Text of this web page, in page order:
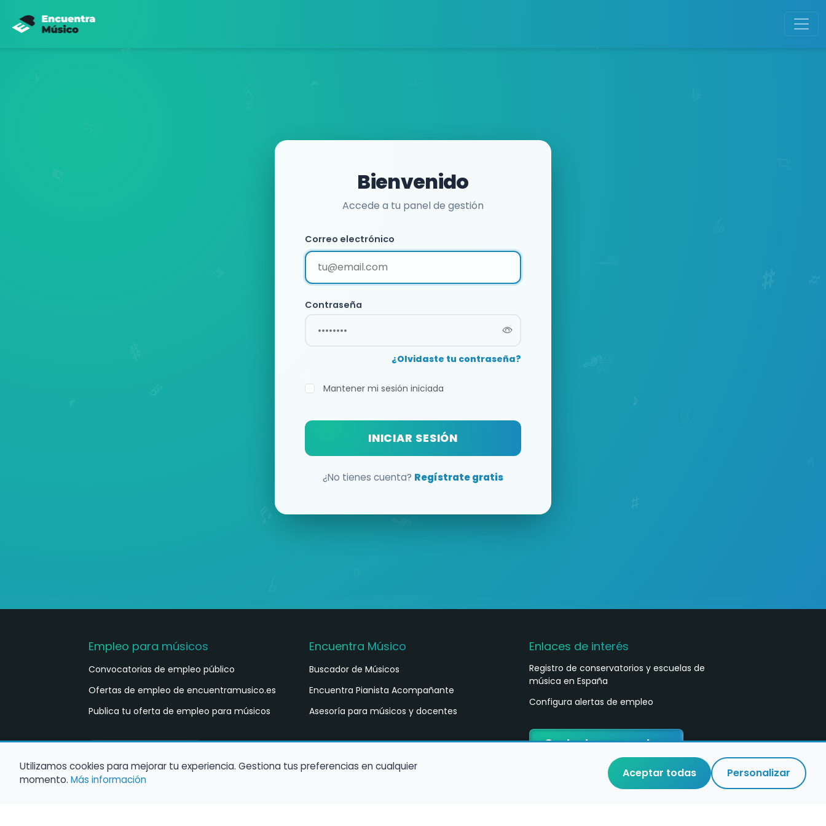
Bienvenido
Accede a tu panel de gestión
Correo electrónico
Contraseña
¿Olvidaste tu contraseña?
Mantener mi sesión iniciada
INICIAR SESIÓN
¿No tienes cuenta? Regístrate gratis
Empleo para músicos
Convocatorias de empleo público
Ofertas de empleo de encuentramusico.es
Publica tu oferta de empleo para músicos
Encuentra Músico
Buscador de Músicos
Encuentra Pianista Acompañante
Asesoría para músicos y docentes
Enlaces de interés
Registro de conservatorios y escuelas de
música en España
Configura alertas de empleo
Contacta con nosotros
Utilizamos cookies para mejorar tu experiencia. Gestiona tus preferencias en cualquier
momento. Más información Aceptar todas Personalizar